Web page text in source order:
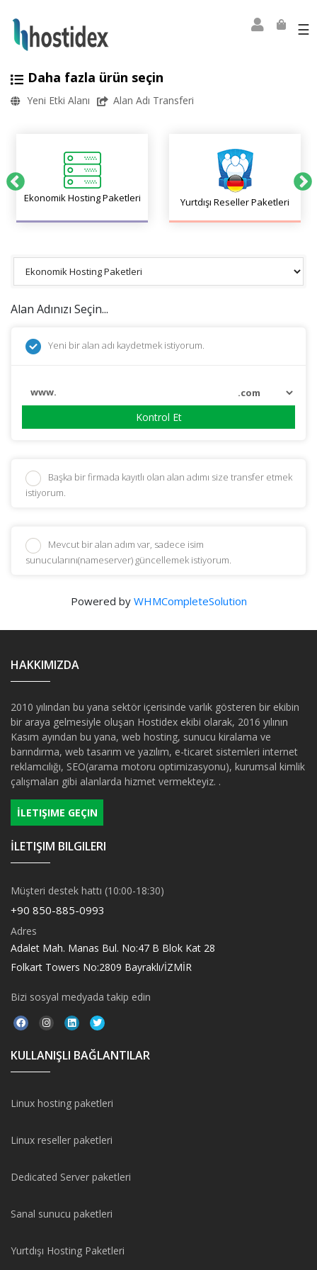
☰
Daha fazla ürün seçin
Yeni Etki Alanı Alan Adı Transferi
Ekonomik Hosting Paketleri Yurtdışı Reseller Paketleri
Alan Adınızı Seçin...
Yeni bir alan adı kaydetmek istiyorum.
www.
Kontrol Et
Başka bir firmada kayıtlı olan alan adımı size transfer etmek
istiyorum.
Mevcut bir alan adım var, sadece isim
sunucularını(nameserver) güncellemek istiyorum.
Powered by WHMCompleteSolution
HAKKIMIZDA
2010 yılından bu yana sektör içerisinde varlık gösteren bir ekibin
bir araya gelmesiyle oluşan Hostidex ekibi olarak, 2016 yılının
Kasım ayından bu yana, web hosting, sunucu kiralama ve
barındırma, web tasarım ve yazılım, e-ticaret sistemleri internet
reklamcılığı, SEO(arama motoru optimizasyonu), kurumsal kimlik
çalışmaları gibi alanlarda hizmet vermekteyiz. .
İLETIŞIME GEÇIN
İLETIŞIM BILGILERI
Müşteri destek hattı (10:00-18:30)
+90 850-885-0993
Adres
Adalet Mah. Manas Bul. No:47 B Blok Kat 28
Folkart Towers No:2809 Bayraklı/İZMİR
Bizi sosyal medyada takip edin
KULLANIŞLI BAĞLANTILAR
Linux hosting paketleri
Linux reseller paketleri
Dedicated Server paketleri
Sanal sunucu paketleri
Yurtdışı Hosting Paketleri